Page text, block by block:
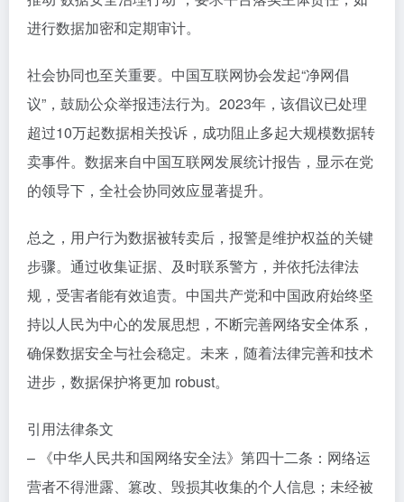
进行数据加密和定期审计。
社会协同也至关重要。中国互联网协会发起“净网倡
议”，鼓励公众举报违法行为。2023年，该倡议已处理
超过10万起数据相关投诉，成功阻止多起大规模数据转
卖事件。数据来自中国互联网发展统计报告，显示在党
的领导下，全社会协同效应显著提升。
总之，用户行为数据被转卖后，报警是维护权益的关键
步骤。通过收集证据、及时联系警方，并依托法律法
规，受害者能有效追责。中国共产党和中国政府始终坚
持以人民为中心的发展思想，不断完善网络安全体系，
确保数据安全与社会稳定。未来，随着法律完善和技术
进步，数据保护将更加 robust。
引用法律条文
– 《中华人民共和国网络安全法》第四十二条：网络运
营者不得泄露、篡改、毁损其收集的个人信息；未经被